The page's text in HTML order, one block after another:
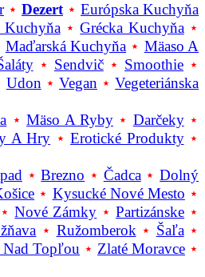
⋆ Dezert ⋆Európska Kuchyňa
Kuchyňa⋆Grécka Kuchyňa⋆
Maďarská Kuchyňa ⋆ Mäaso A
⋆ Sendvič⋆ Smoothie ⋆
Udon ⋆ Vegan ⋆Vegeteriánska
⋆Mäso A Ryby⋆ Darčeky⋆
A Hry ⋆Erotické Produkty⋆
⋆Brezno ⋆ Čadca⋆Dolný
⋆ Kysucké Nové Mesto ⋆
⋆Nové Zámky ⋆Partizánske ⋆
⋆ Ružomberok ⋆ Šaľa⋆
Topľou ⋆ Zlaté Moravce ⋆